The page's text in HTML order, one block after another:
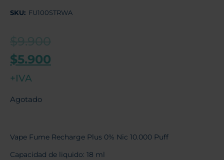
SKU: FU100STRWA
$5.900
+IVA
Agotado
Vape Fume Recharge Plus 0% Nic 10.000 Puff
Capacidad de liquido: 18 ml